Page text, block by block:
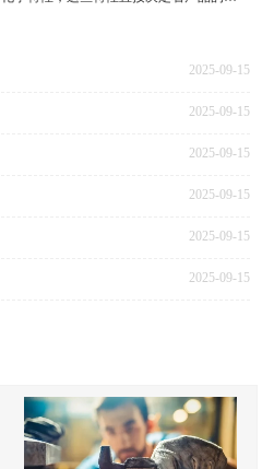
2025-09-15
2025-09-15
2025-09-15
2025-09-15
2025-09-15
2025-09-15